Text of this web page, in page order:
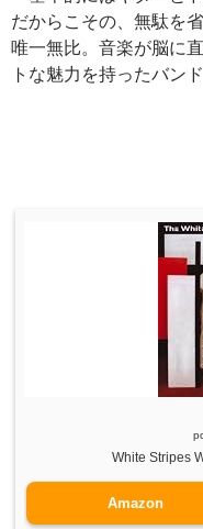
だからこその、無駄を
唯一無比。音楽が脳に
トな魅力を持ったバンド
White Stripes
Amazon